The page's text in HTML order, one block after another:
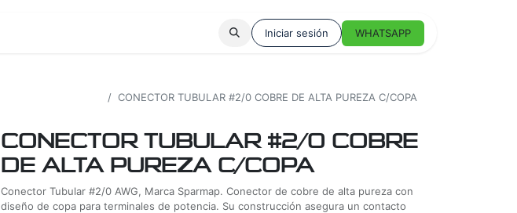
Iniciar sesión WHATSAPP
CONECTOR TUBULAR #2/0 COBRE DE ALTA PUREZA C/COPA
CONECTOR TUBULAR #2/0 COBRE
DE ALTA PUREZA C/COPA
Conector Tubular #2/0 AWG, Marca Sparmap. Conector de cobre de alta pureza con
diseño de copa para terminales de potencia. Su construcción asegura un contacto